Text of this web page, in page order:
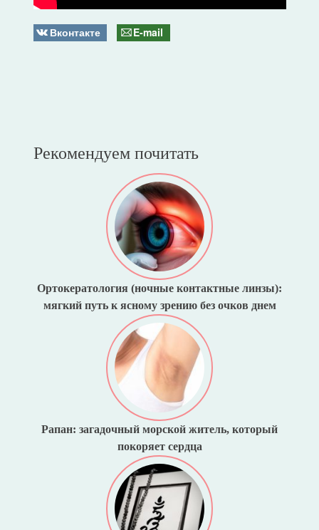
Вконтакте E-mail
Рекомендуем почитать
Ортокератология (ночные контактные линзы):
мягкий путь к ясному зрению без очков днем
Рапан: загадочный морской житель, который
покоряет сердца